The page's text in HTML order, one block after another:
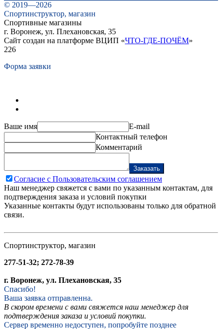
© 2019—2026
Спортинструктор, магазин
Спортивные магазины
г. Воронеж, ул. Плехановская, 35
Сайт создан на платформе ВЦИП «ЧТО-ГДЕ-ПОЧЁМ»
226
Форма заявки
Ваше имя
E-mail
Контактный телефон
Комментарий
Заказать
Согласие с Пользовательским соглашением
Наш менеджер свяжется с вами по указанным контактам, для
подтверждения заказа и условий покупки
Указанные контакты будут использованы только для обратной
связи.
Спортинструктор, магазин
277-51-32; 272-78-39
г. Воронеж, ул. Плехановская, 35
Спасибо!
Ваша заявка отправленна.
В скором времени с вами свяжется наш менеджер для
подтверждения заказа и условий покупки.
Сервер временно недоступен, попробуйте позднее